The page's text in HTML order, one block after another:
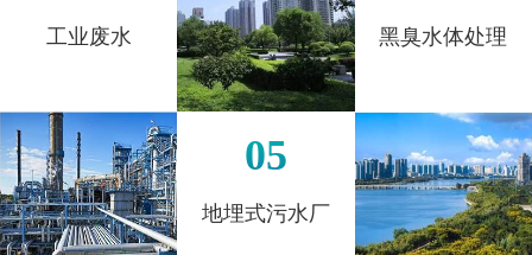
工业废水
05
地埋式污水厂
黑臭水体处理